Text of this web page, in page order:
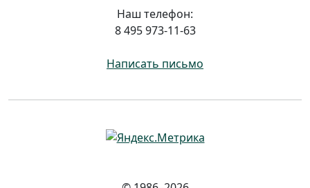
Наш телефон:
8 495 973-11-63
Написать письмо